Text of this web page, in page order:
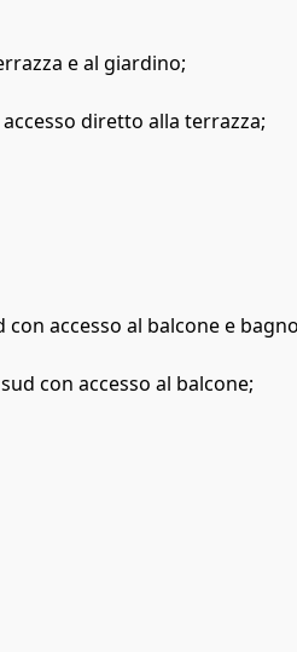
e al giardino;
diretto alla terrazza;
accesso al balcone e
con accesso al balcone;